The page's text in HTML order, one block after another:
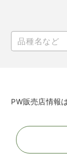
PW販売店情報